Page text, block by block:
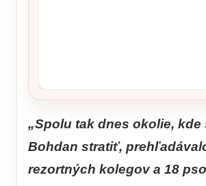
„Spolu tak dnes okolie, kde
Bohdan stratiť,
rezortných kolegov a 18